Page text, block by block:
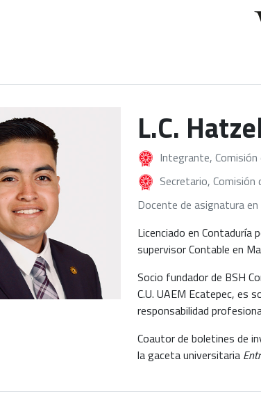
L.C.
Integrante, Comisión
Secretario,
Docente de asignatura
Licenciado en Contaduría
supervisor Contable en
Socio fundador de BSH
C.U. UAEM Ecatepec, es
responsabilidad
Coautor de boletines de
la gaceta universitaria